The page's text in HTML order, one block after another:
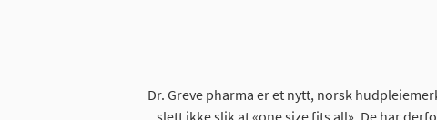
Dr. Greve pharma er et nytt, norsk